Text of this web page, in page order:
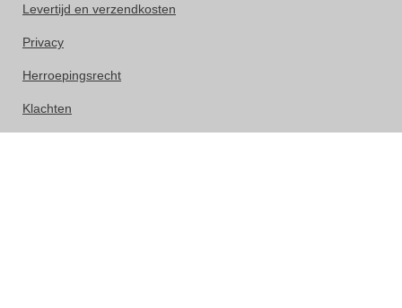
Levertijd en verzendkosten
Privacy
Herroepingsrecht
Klachten